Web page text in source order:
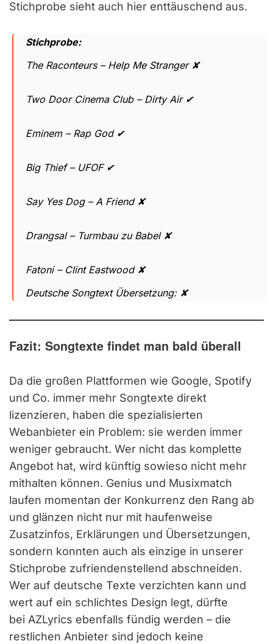
Stichprobe sieht auch hier enttäuschend aus.
Stichprobe:
The Raconteurs – Help Me Stranger ✘
Two Door Cinema Club – Dirty Air ✔
Eminem – Rap God ✔
Big Thief – UFOF ✔
Say Yes Dog – A Friend ✘
Drangsal – Turmbau zu Babel ✘
Fatoni – Clint Eastwood ✘
Deutsche Songtext Übersetzung: ✘
Fazit: Songtexte findet man bald überall
Da die großen Plattformen wie Google, Spotify
und Co. immer mehr Songtexte direkt
lizenzieren, haben die spezialisierten
Webanbieter ein Problem: sie werden immer
weniger gebraucht. Wer nicht das komplette
Angebot hat, wird künftig sowieso nicht mehr
mithalten können. Genius und Musixmatch
laufen momentan der Konkurrenz den Rang ab
und glänzen nicht nur mit haufenweise
Zusatzinfos, Erklärungen und Übersetzungen,
sondern konnten auch als einzige in unserer
Stichprobe zufriendenstellend abschneiden.
Wer auf deutsche Texte verzichten kann und
wert auf ein schlichtes Design legt, dürfte
bei AZLyrics ebenfalls fündig werden – die
restlichen Anbieter sind jedoch keine